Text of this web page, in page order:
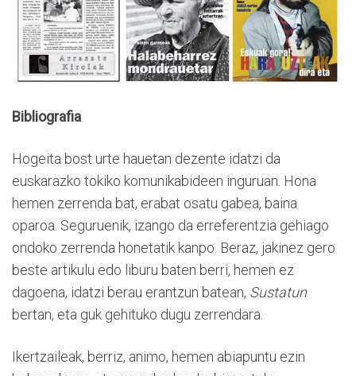
Bibliografia
Hogeita bost urte hauetan dezente idatzi da
euskarazko tokiko komunikabideen inguruan. Hona
hemen zerrenda bat, erabat osatu gabea, baina
oparoa. Seguruenik, izango da erreferentzia gehiago
ondoko zerrenda honetatik kanpo. Beraz, jakinez gero
beste artikulu edo liburu baten berri, hemen ez
dagoena, idatzi berau erantzun batean, Sustatun
bertan, eta guk gehituko dugu zerrendara.
Ikertzaileak, berriz, animo, hemen abiapuntu ezin